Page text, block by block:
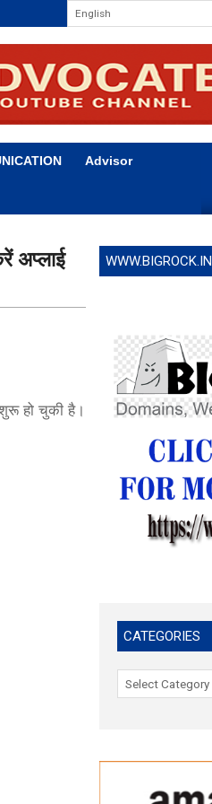
Advisor
अप्लाई
हो चुकी है।
WWW.BIGROCK.IN
CATEGORIES
Categories